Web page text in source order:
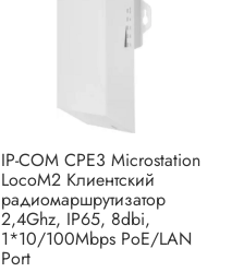
IP-COM CPE3 Microstation
LocoM2 Клиентский
радиомаршрутизатор
2,4Ghz, IP65, 8dbi,
1*10/100Mbps PoE/LAN
Port